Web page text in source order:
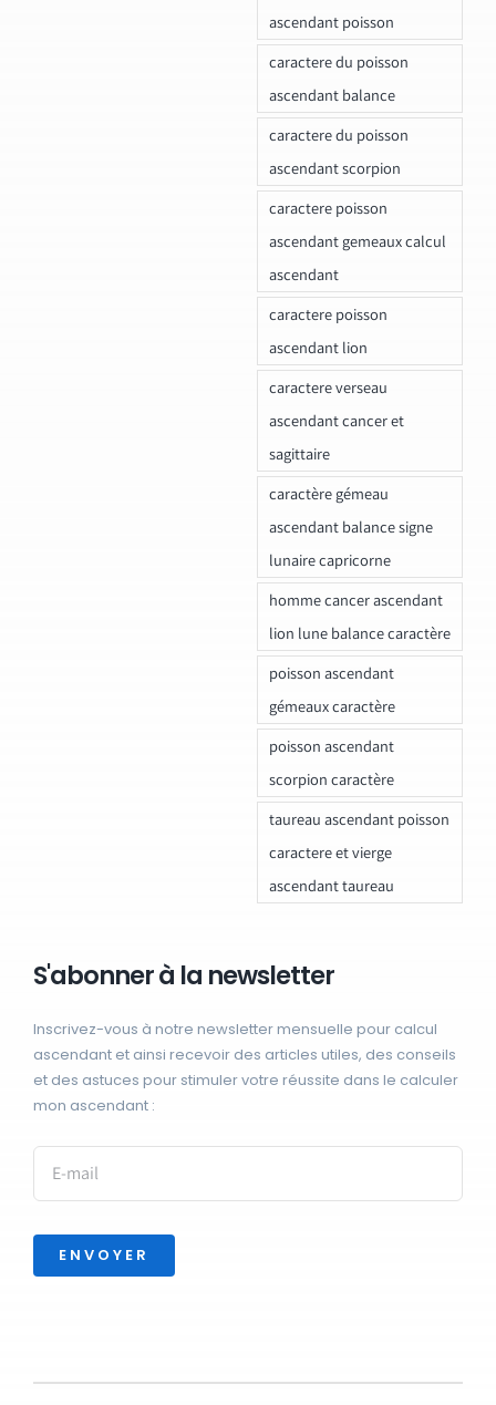
ascendant poisson
caractere du poisson
ascendant balance
caractere du poisson
ascendant scorpion
caractere poisson
ascendant gemeaux calcul
ascendant
caractere poisson
ascendant lion
caractere verseau
ascendant cancer et
sagittaire
caractère gémeau
ascendant balance signe
lunaire capricorne
homme cancer ascendant
lion lune balance caractère
poisson ascendant
gémeaux caractère
poisson ascendant
scorpion caractère
taureau ascendant poisson
caractere et vierge
ascendant taureau
S'abonner à la newsletter
Inscrivez-vous à notre newsletter mensuelle pour calcul
ascendant et ainsi recevoir des articles utiles, des conseils
et des astuces pour stimuler votre réussite dans le calculer
mon ascendant :
ENVOYER